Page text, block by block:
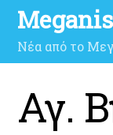
Νέα από το
Αγ.